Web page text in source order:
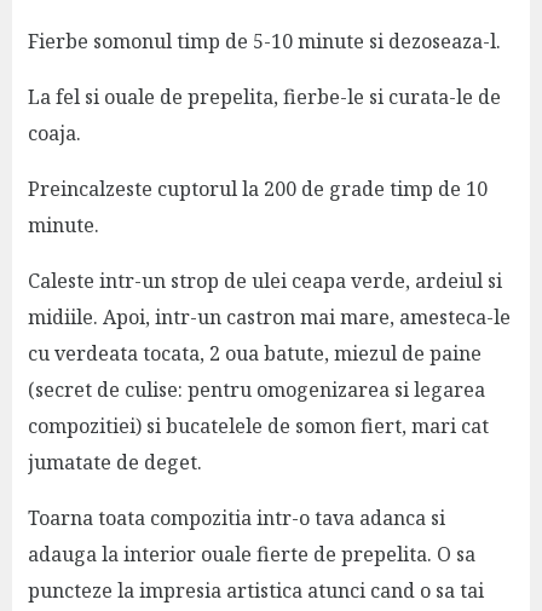
Fierbe somonul timp de 5-10 minute si dezoseaza-l.
La fel si ouale de prepelita, fierbe-le si curata-le de
coaja.
Preincalzeste cuptorul la 200 de grade timp de 10
minute.
Caleste intr-un strop de ulei ceapa verde, ardeiul si
midiile. Apoi, intr-un castron mai mare, amesteca-le
cu verdeata tocata, 2 oua batute, miezul de paine
(secret de culise: pentru omogenizarea si legarea
compozitiei) si bucatelele de somon fiert, mari cat
jumatate de deget.
Toarna toata compozitia intr-o tava adanca si
adauga la interior ouale fierte de prepelita. O sa
puncteze la impresia artistica atunci cand o sa tai